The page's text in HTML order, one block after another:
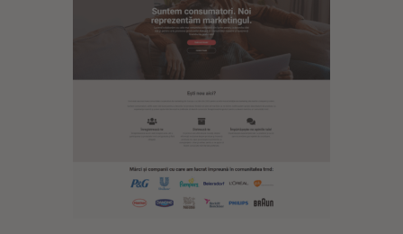
experiencias de marca guiadas.